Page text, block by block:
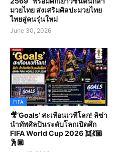
มวยไทย ส่งเสริมศิลปะมวยไทย
ไทยสู่คนรุ่นใหม่
June 30, 2026
FIFA
🎥‘Goals’ สะเทือนเวทีโลก! ลิซ่า
นำทัพศิลปินระดับโลกเปิดศึก
FIFA World Cup 2026 👯💃🏼
🕺🏽